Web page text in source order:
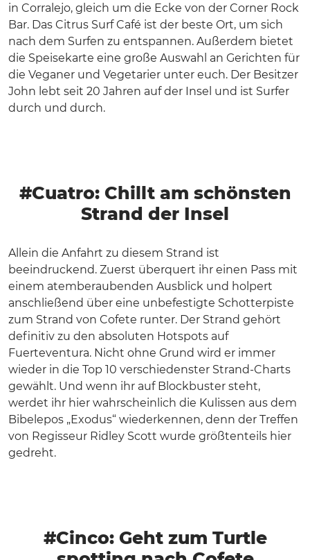
in Corralejo, gleich um die Ecke von der Corner Rock
Bar. Das Citrus Surf Café ist der beste Ort, um sich
nach dem Surfen zu entspannen. Außerdem bietet
die Speisekarte eine große Auswahl an Gerichten für
die Veganer und Vegetarier unter euch. Der Besitzer
John lebt seit 20 Jahren auf der Insel und ist Surfer
durch und durch.
#Cuatro: Chillt am schönsten
Strand der Insel
Allein die Anfahrt zu diesem Strand ist
beeindruckend. Zuerst überquert ihr einen Pass mit
einem atemberaubenden Ausblick und holpert
anschließend über eine unbefestigte Schotterpiste
zum Strand von Cofete runter. Der Strand gehört
definitiv zu den absoluten Hotspots auf
Fuerteventura. Nicht ohne Grund wird er immer
wieder in die Top 10 verschiedenster Strand-Charts
gewählt. Und wenn ihr auf Blockbuster steht,
werdet ihr hier wahrscheinlich die Kulissen aus dem
Bibelepos „Exodus“ wiederkennen, denn der Treffen
von Regisseur Ridley Scott wurde größtenteils hier
gedreht.
#Cinco: Geht zum Turtle